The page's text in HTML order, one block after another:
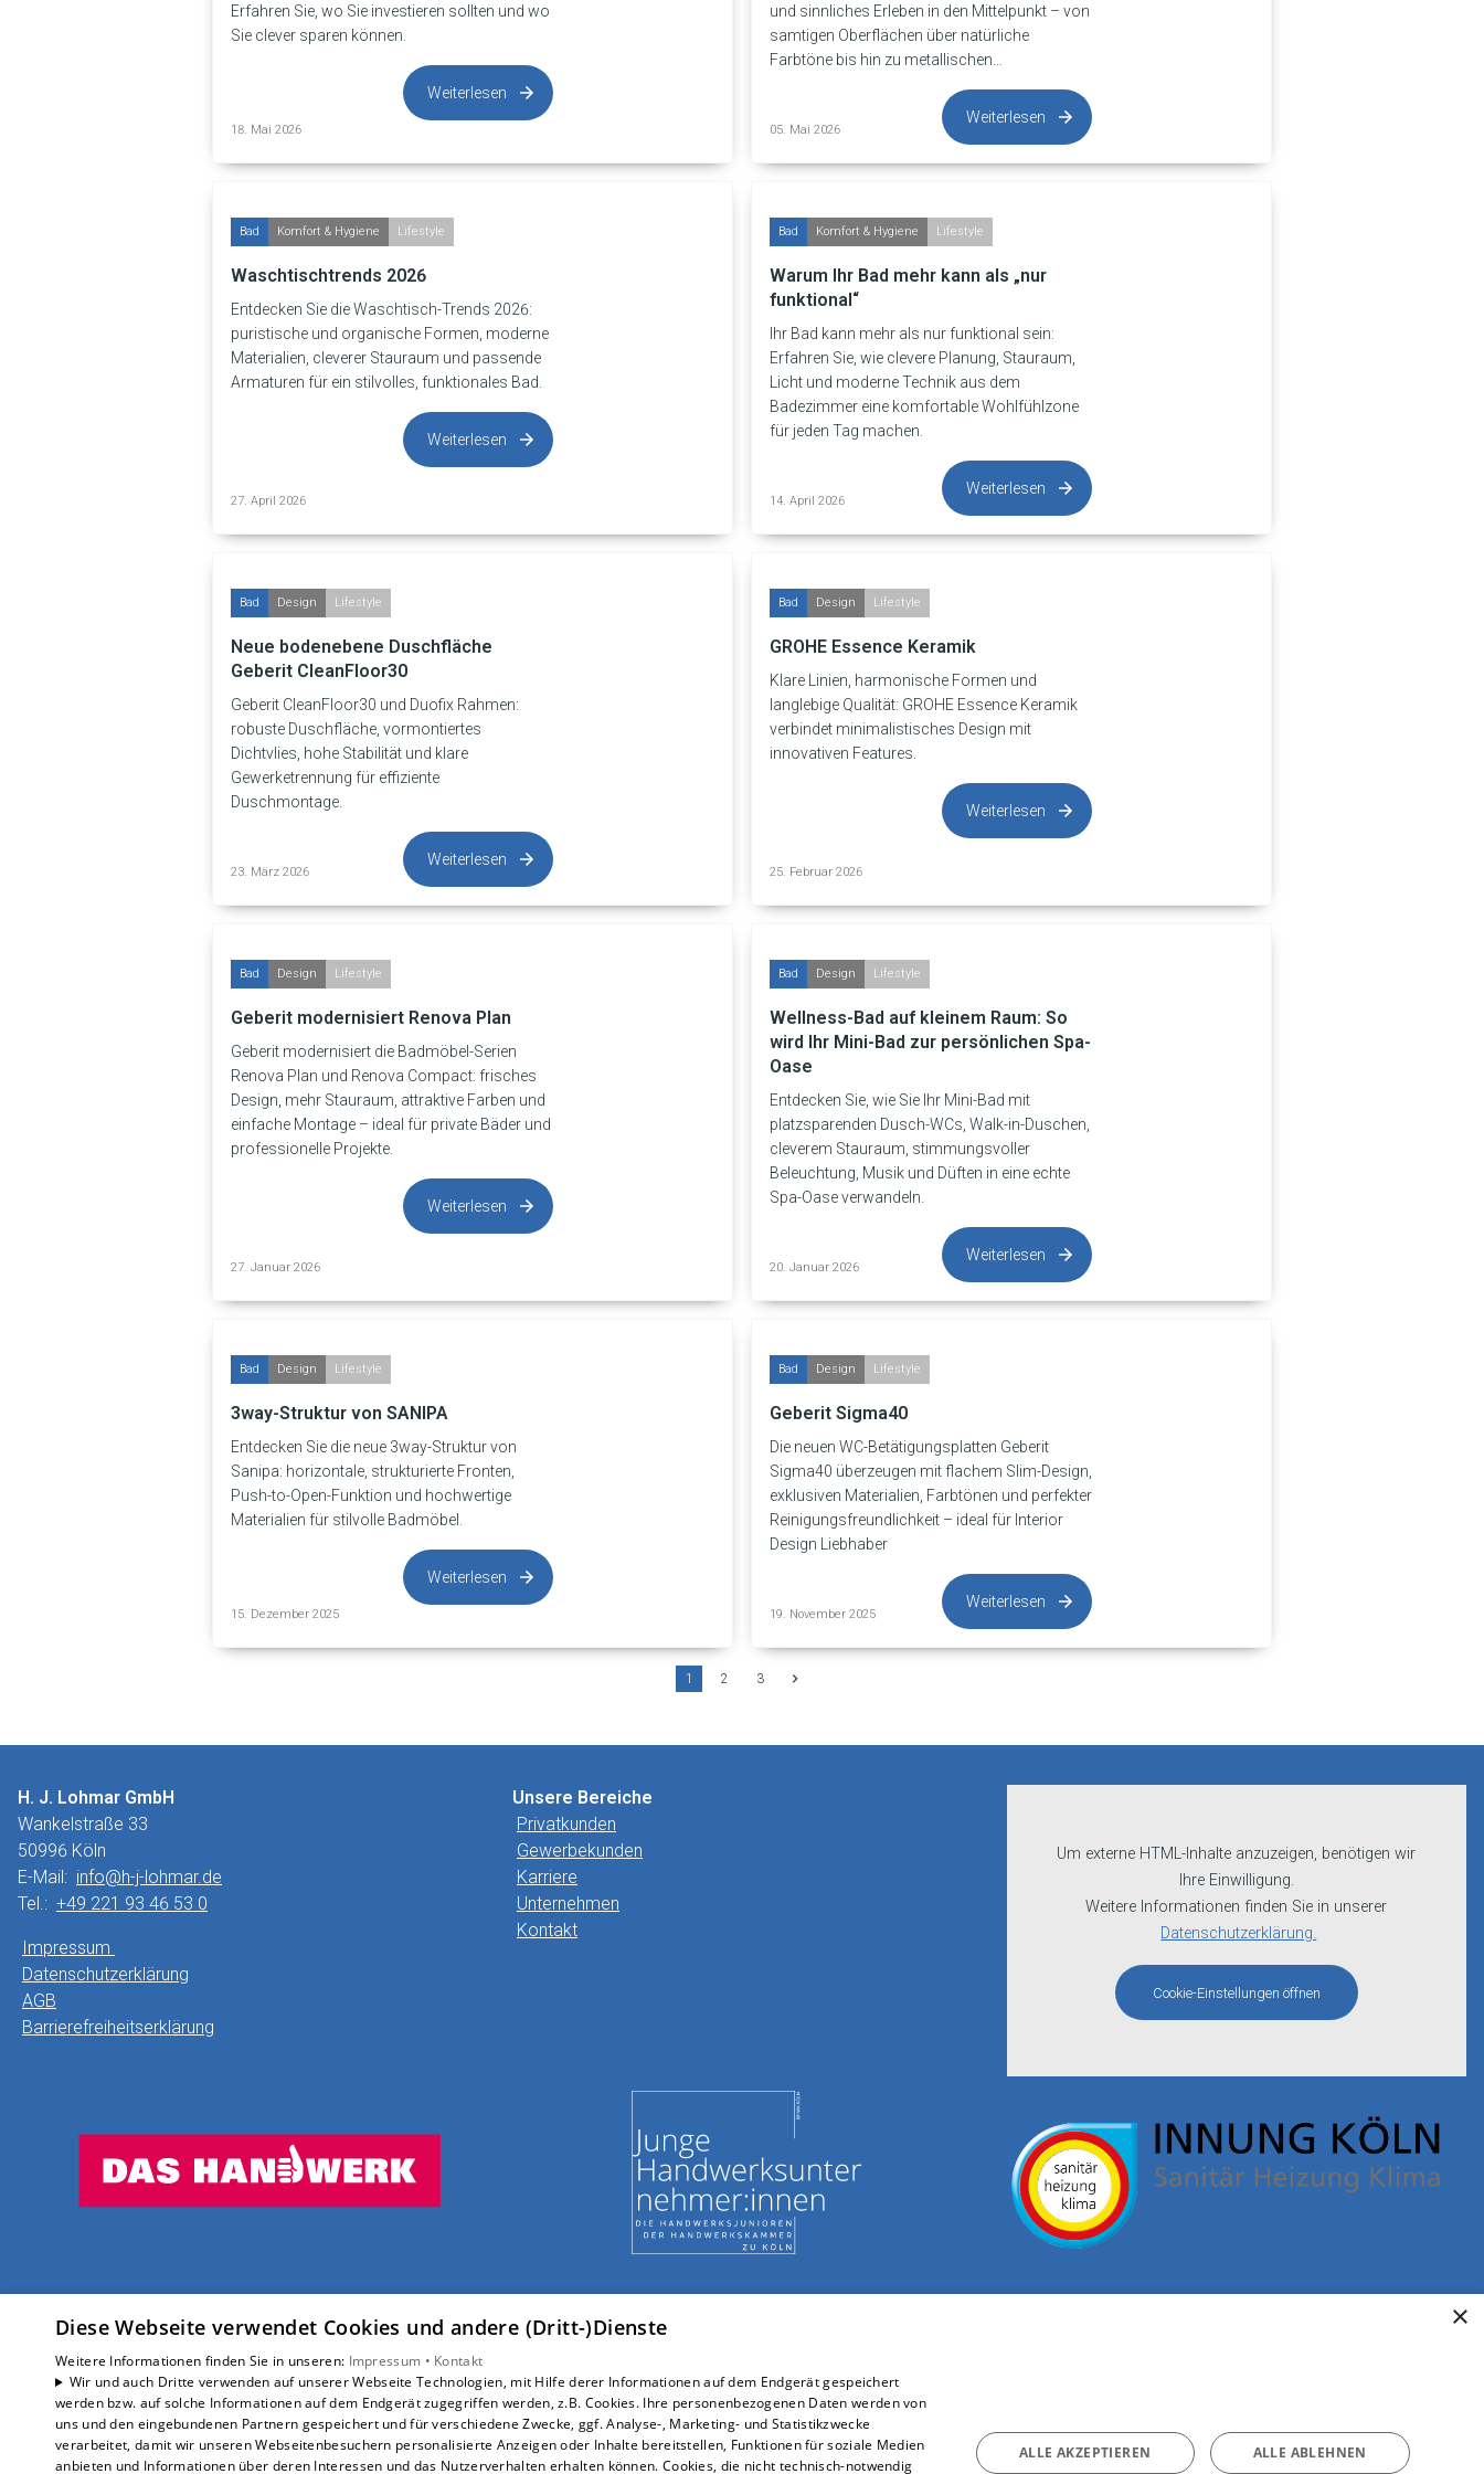
Erfahren Sie, wo Sie investieren sollten und wo
Sie clever sparen können.
18. Mai 2026
Weiterlesen
und sinnliches Erleben in den Mittelpunkt – von
samtigen Oberflächen über natürliche
Farbtöne bis hin zu metallischen…
05. Mai 2026
Weiterlesen
Bad Komfort & Hygiene Lifestyle
Waschtischtrends 2026
Entdecken Sie die Waschtisch-Trends 2026:
puristische und organische Formen, moderne
Materialien, cleverer Stauraum und passende
Armaturen für ein stilvolles, funktionales Bad.
27. April 2026
Weiterlesen
Bad Komfort & Hygiene Lifestyle
Warum Ihr Bad mehr kann als „nur
funktional“
Ihr Bad kann mehr als nur funktional sein:
Erfahren Sie, wie clevere Planung, Stauraum,
Licht und moderne Technik aus dem
Badezimmer eine komfortable Wohlfühlzone
für jeden Tag machen.
14. April 2026
Weiterlesen
Bad Design Lifestyle
Neue bodenebene Duschfläche
Geberit CleanFloor30
Geberit CleanFloor30 und Duofix Rahmen:
robuste Duschfläche, vormontiertes
Dichtvlies, hohe Stabilität und klare
Gewerketrennung für effiziente
Duschmontage.
23. März 2026
Weiterlesen
Bad Design Lifestyle
GROHE Essence Keramik
Klare Linien, harmonische Formen und
langlebige Qualität: GROHE Essence Keramik
verbindet minimalistisches Design mit
innovativen Features.
25. Februar 2026
Weiterlesen
Bad Design Lifestyle
Geberit modernisiert Renova Plan
Geberit modernisiert die Badmöbel-Serien
Renova Plan und Renova Compact: frisches
Design, mehr Stauraum, attraktive Farben und
einfache Montage – ideal für private Bäder und
professionelle Projekte.
27. Januar 2026
Weiterlesen
Bad Design Lifestyle
Wellness-Bad auf kleinem Raum: So
wird Ihr Mini-Bad zur persönlichen Spa-
Oase
Entdecken Sie, wie Sie Ihr Mini-Bad mit
platzsparenden Dusch-WCs, Walk-in-Duschen,
cleverem Stauraum, stimmungsvoller
Beleuchtung, Musik und Düften in eine echte
Spa-Oase verwandeln.
20. Januar 2026
Weiterlesen
Bad Design Lifestyle
3way-Struktur von SANIPA
Entdecken Sie die neue 3way-Struktur von
Sanipa: horizontale, strukturierte Fronten,
Push-to-Open-Funktion und hochwertige
Materialien für stilvolle Badmöbel.
15. Dezember 2025
Weiterlesen
Bad Design Lifestyle
Geberit Sigma40
Die neuen WC-Betätigungsplatten Geberit
Sigma40 überzeugen mit flachem Slim-Design,
exklusiven Materialien, Farbtönen und perfekter
Reinigungsfreundlichkeit – ideal für Interior
Design Liebhaber
19. November 2025
Weiterlesen
1 2 3
H. J. Lohmar GmbH
Wankelstraße 33
50996 Köln
E-Mail: info@h-j-lohmar.de
Tel.: +49 221 93 46 53 0
Impressum
Datenschutzerklärung
AGB
Barrierefreiheitserklärung
Unsere Bereiche
Privatkunden
Gewerbekunden
Karriere
Unternehmen
Kontakt
Um externe HTML-Inhalte anzuzeigen, benötigen wir
Ihre Einwilligung.
Weitere Informationen finden Sie in unserer
Datenschutzerklärung.
Cookie-Einstellungen öffnen
Um externe HTML-Inhalte anzuzeigen, benötigen wir Ihre Einwilligung.
×
Diese Webseite verwendet Cookies und andere (Dritt-)Dienste
Weitere Informationen finden Sie in unseren: Impressum • Kontakt
Wir und auch Dritte verwenden auf unserer Webseite Technologien, mit Hilfe derer Informationen auf dem Endgerät gespeichert
werden bzw. auf solche Informationen auf dem Endgerät zugegriffen werden, z.B. Cookies. Ihre personenbezogenen Daten werden von
uns und den eingebundenen Partnern gespeichert und für verschiedene Zwecke, ggf. Analyse-, Marketing- und Statistikzwecke
verarbeitet, damit wir unseren Webseitenbesuchern personalisierte Anzeigen oder Inhalte bereitstellen, Funktionen für soziale Medien
anbieten und Informationen über deren Interessen und das Nutzerverhalten erhalten können. Cookies, die nicht technisch-notwendig
ALLE AKZEPTIEREN ALLE ABLEHNEN